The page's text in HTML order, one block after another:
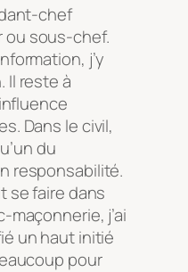
chef
ou sous-chef.
j’y
Il reste à
Dans le civil,
du
responsabilité.
se faire dans
maçonnerie, j’ai
un haut initié
pour